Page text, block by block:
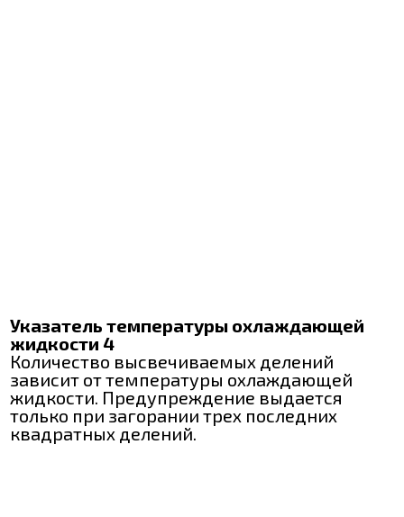
Указатель температуры охлаждающей
жидкости 4
Количество высвечиваемых делений
зависит от температуры охлаждающей
жидкости. Предупреждение выдается
только при загорании трех последних
квадратных делений.